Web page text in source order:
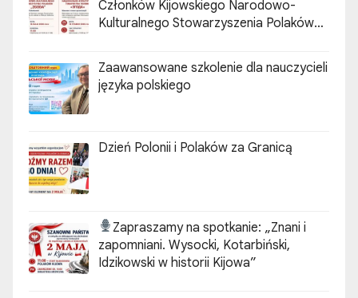
Członków Kijowskiego Narodowo-
Kulturalnego Stowarzyszenia Polaków
Zaawansowane szkolenie dla nauczycieli
języka polskiego
Dzień Polonii i Polaków za Granicą
Zapraszamy na spotkanie: „Znani i
zapomniani. Wysocki, Kotarbiński,
Idzikowski w historii Kijowa”